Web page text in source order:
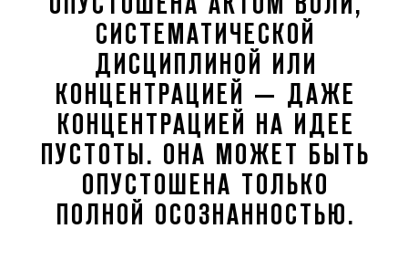
ОПУСТОШЕНА АКТОМ ВОЛИ,
СИСТЕМАТИЧЕСКОЙ
ДИСЦИПЛИНОЙ ИЛИ
КОНЦЕНТРАЦИЕЙ — ДАЖЕ
КОНЦЕНТРАЦИЕЙ НА ИДЕЕ
ПУСТОТЫ. ОНА МОЖЕТ БЫТЬ
ОПУСТОШЕНА ТОЛЬКО
ПОЛНОЙ ОСОЗНАННОСТЬЮ.